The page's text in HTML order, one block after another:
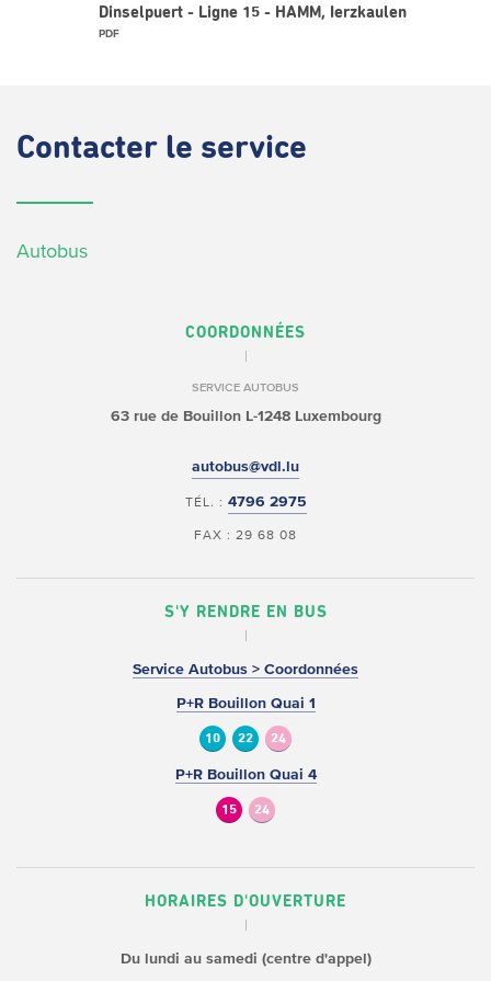
Dinselpuert - Ligne 15 - HAMM, Ierzkaulen
PDF
Contacter le service
Autobus
COORDONNÉES
SERVICE AUTOBUS
63 rue de BouillonL-1248 Luxembourg
autobus@vdl.lu
TÉL. : 4796 2975
FAX : 29 68 08
S'Y RENDRE EN BUS
Service Autobus > Coordonnées
P+R Bouillon Quai 1
10 22 24
P+R Bouillon Quai 4
15 24
HORAIRES D'OUVERTURE
Du lundi au samedi (centre d'appel)